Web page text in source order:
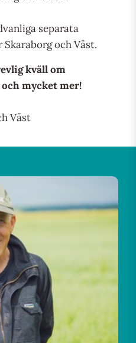
separata
och Väst.
kväll om
mycket mer!
Väst